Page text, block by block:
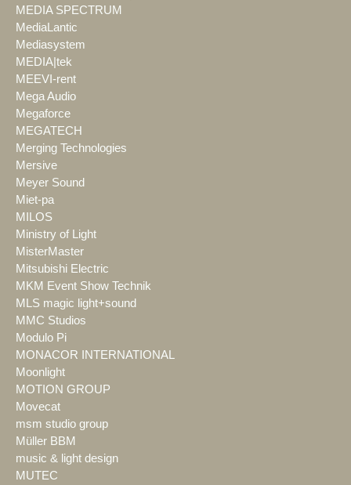
MEDIA SPECTRUM
MediaLantic
Mediasystem
MEDIA|tek
MEEVI-rent
Mega Audio
Megaforce
MEGATECH
Merging Technologies
Mersive
Meyer Sound
Miet-pa
MILOS
Ministry of Light
MisterMaster
Mitsubishi Electric
MKM Event Show Technik
MLS magic light+sound
MMC Studios
Modulo Pi
MONACOR INTERNATIONAL
Moonlight
MOTION GROUP
Movecat
msm studio group
Müller BBM
music & light design
MUTEC